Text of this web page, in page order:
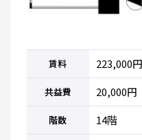
賃料 223,000円
共益費 20,000円
階数 14階